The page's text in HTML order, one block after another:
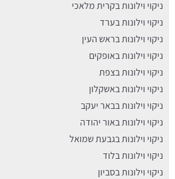
ניקוי וילונות בקרית מלאכי
ניקוי וילונות בערד
ניקוי וילונות בראש העין
ניקוי וילונות באופקים
ניקוי וילונות בצפת
ניקוי וילונות באשקלון
ניקוי וילונות בבאר יעקב
ניקוי וילונות באור יהודה
ניקוי וילונות בגבעת שמואל
ניקוי וילונות בלוד
ניקוי וילונות בסביון